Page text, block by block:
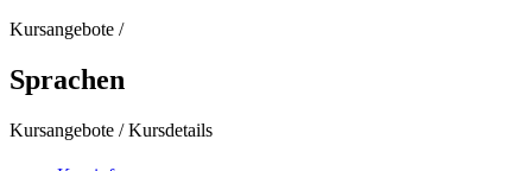
Kursangebote /
Sprachen
Kursangebote /Kursdetails